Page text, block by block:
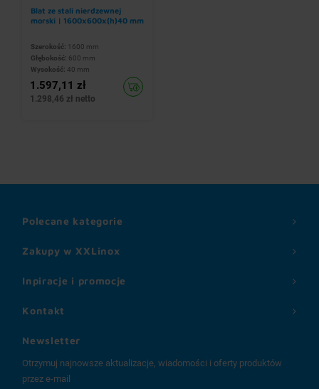
Blat ze stali nierdzewnej
morski | 1600x600x(h)40 mm
Szerokość: 1600 mm
Głębokość: 600 mm
Wysokość: 40 mm
1.597,11 zł
1.298,46 zł netto
Zakupy w XXLinox
Inpiracje i promocje
Polecane kategorie
Kontakt
Newsletter
Otrzymuj najnowsze aktualizacje, wiadomości i oferty produktów
przez e-mail